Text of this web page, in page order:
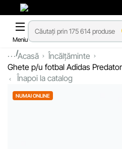
Meniu
...Acasă
Încălțăminte
Ghete p/u fotbal Adidas
Înapoi la catalog
NUMAI ONLINE